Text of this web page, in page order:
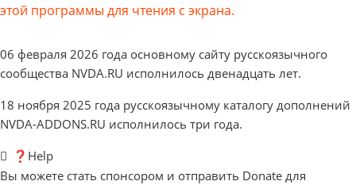
этой программы для чтения с экрана.
06 февраля 2026 года основному сайту русскоязычного
сообщества NVDA.RU исполнилось двенадцать лет.
18 ноября 2025 года русскоязычному каталогу дополнений
NVDA-ADDONS.RU исполнилось три года.
❓Help
Вы можете стать спонсором и отправить Donate для